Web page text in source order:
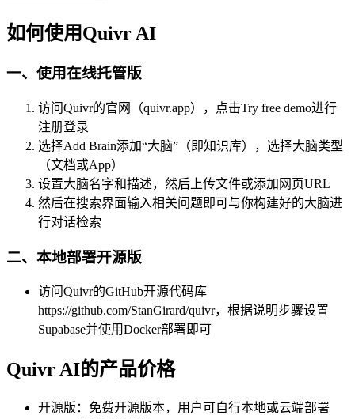
如何使用Quivr AI
一、使用在线托管版
访问Quivr的官网（quivr.app），点击Try free demo进行
注册登录
选择Add Brain添加“大脑”（即知识库），选择大脑类型
（文档或App）
设置大脑名字和描述，然后上传文件或添加网页URL
然后在搜索界面输入相关问题即可与你构建好的大脑进
行对话检索
二、本地部署开源版
访问Quivr的GitHub开源代码库
https://github.com/StanGirard/quivr，根据说明步骤设置
Supabase并使用Docker部署即可
Quivr AI的产品价格
开源版：免费开源版本，用户可自行本地或云端部署